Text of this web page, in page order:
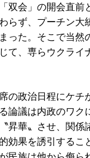
双会」の開会直前
らず、プーチン大
った。そこで当然
て、専らウクライ
の政治日程にケチ
論議は内政のワク
昇華〟させ、関係
効果を誘引するこ